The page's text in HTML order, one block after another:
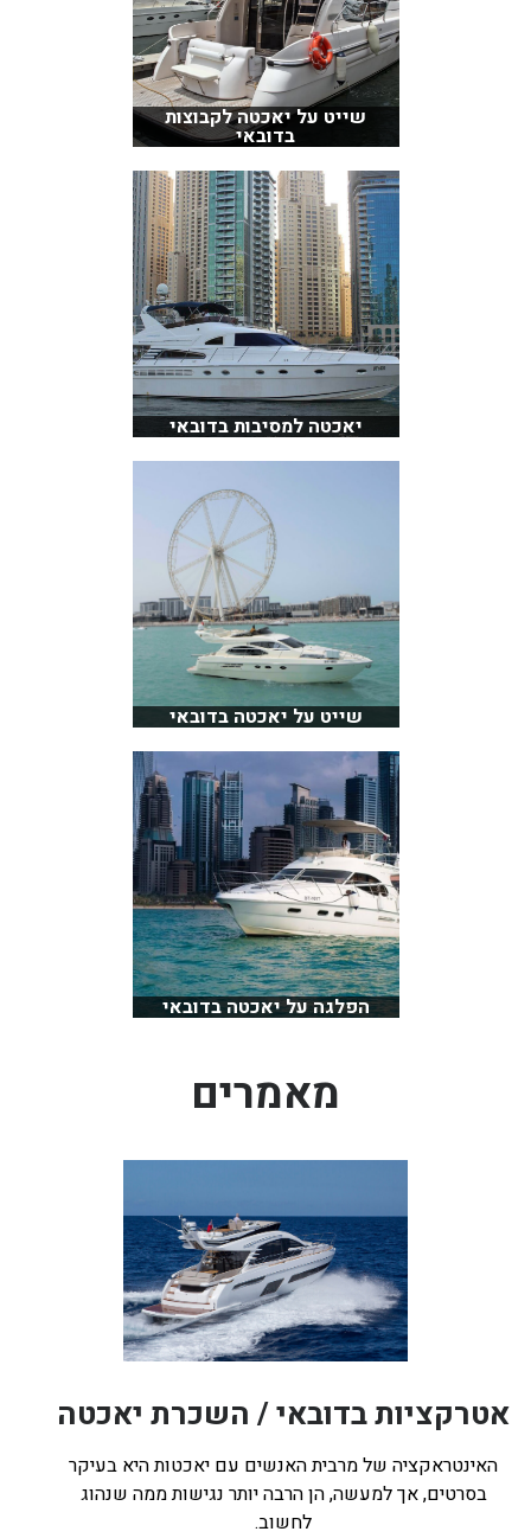
שייט על יאכטה לקבוצות
בדובאי
יאכטה למסיבות בדובאי
שייט על יאכטה בדובאי
הפלגה על יאכטה בדובאי
מאמרים
אטרקציות בדובאי / השכרת יאכטה
האינטראקציה של מרבית האנשים עם יאכטות היא בעיקר
בסרטים, אך למעשה, הן הרבה יותר נגישות ממה שנהוג
לחשוב.